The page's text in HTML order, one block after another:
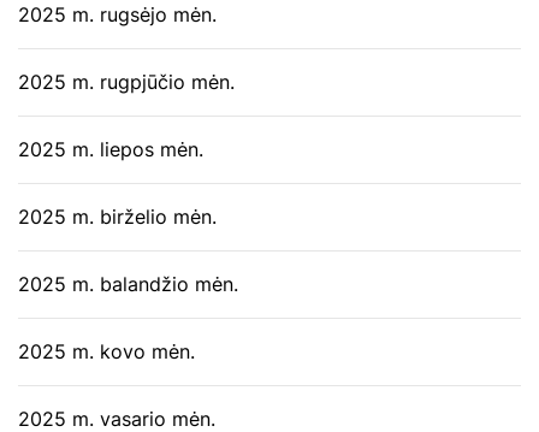
2025 m. rugsėjo mėn.
2025 m. rugpjūčio mėn.
2025 m. liepos mėn.
2025 m. birželio mėn.
2025 m. balandžio mėn.
2025 m. kovo mėn.
2025 m. vasario mėn.